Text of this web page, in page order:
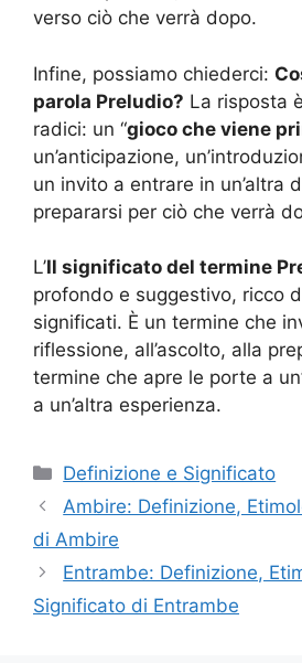
verso ciò che verrà dopo.
Infine, possiamo chiederci:
parola Preludio? La risposta
radici: un “gioco che viene
un’anticipazione,
un invito a entrare in un’altra
prepararsi per ciò che verrà
L’Il significato del termine
profondo e suggestivo, ricco
significati. È un termine che
riflessione, all’ascolto, alla
termine che apre le porte a
a un’altra esperienza.
Categorie
Definizione e Significato
Ambire: Definizione,
di Ambire
Entrambe: Definizione,
Significato di Entrambe